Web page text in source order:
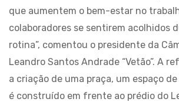
que aumentem o bem-estar no
colaboradores se sentirem acolhidos
rotina”, comentou o presidente da
Leandro Santos Andrade “Vetão”. A
a criação de uma praça, um espaço
é construído em frente ao prédio do